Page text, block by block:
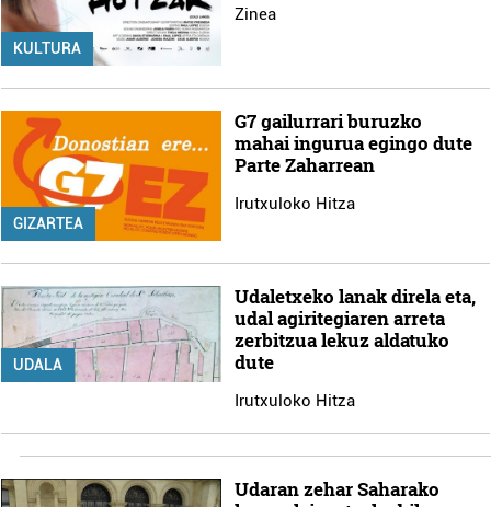
KULTURA
Zinea
GIZARTEA
G7 gailurrari buruzko
mahai ingurua egingo dute
Parte Zaharrean
Irutxuloko Hitza
UDALA
Udaletxeko lanak direla eta,
udal agiritegiaren arreta
zerbitzua lekuz aldatuko
dute
Irutxuloko Hitza
Udaran zehar Saharako